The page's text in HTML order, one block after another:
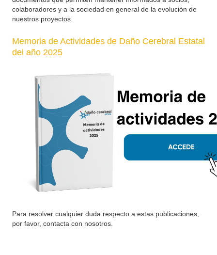
colaboradores y a la sociedad en general de la evolución de
nuestros proyectos.
Memoria de Actividades de Daño Cerebral Estatal
del año 2025
Para resolver cualquier duda respecto a estas publicaciones,
por favor, contacta con nosotros.